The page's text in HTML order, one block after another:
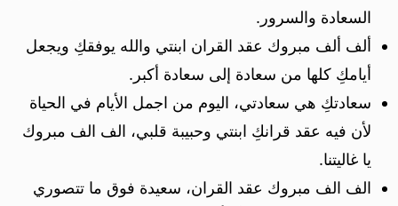
السعادة والسرور.
ألف ألف مبروك عقد القران ابنتي والله يوفقكِ ويجعل
أيامكِ كلها من سعادة إلى سعادة أكبر.
سعادتكِ هي سعادتي، اليوم من اجمل الأيام في الحياة
لأن فيه عقد قرانكِ ابنتي وحبيبة قلبي، الف الف مبروك
يا غاليتنا.
الف الف مبروك عقد القران، سعيدة فوق ما تتصوري